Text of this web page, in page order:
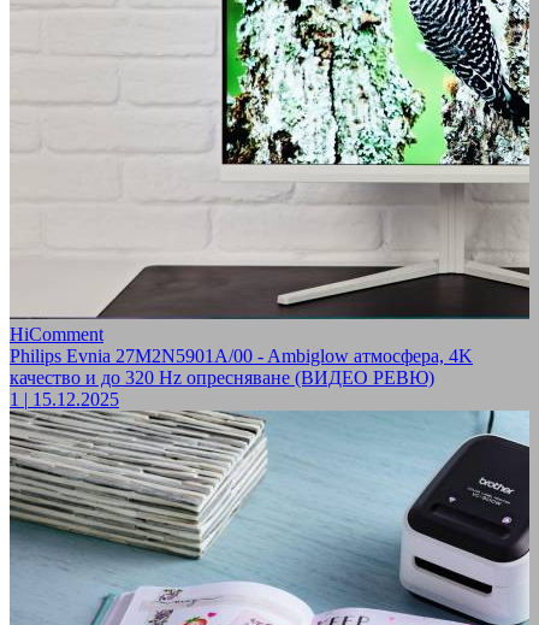
HiComment
Philips Evnia 27M2N5901A/00 - Ambiglow атмосфера, 4K
качество и до 320 Hz опресняване (ВИДЕО РЕВЮ)
1 | 15.12.2025